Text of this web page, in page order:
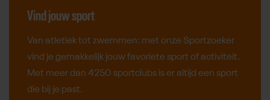
Vind jouw sport
Van atletiek tot zwemmen: met onze Sportzoeker
vind je gemakkelijk jouw favoriete sport of activiteit.
Met meer dan 4250 sportclubs is er altijd een sport
die bij je past.